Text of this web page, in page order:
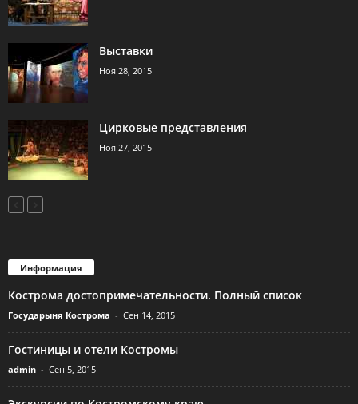
Выставки
Ноя 28, 2015
Цирковые представления
Ноя 27, 2015
Информация
Кострома достопримечательности. Полный список
Государыня Кострома - Сен 14, 2015
Гостиницы и отели Костромы
admin - Сен 5, 2015